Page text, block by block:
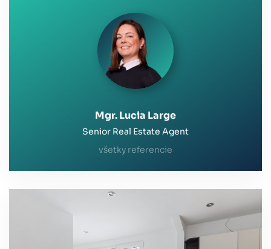
Mgr. Lucia Large
Senior Real Estate Agent
všetky referencie